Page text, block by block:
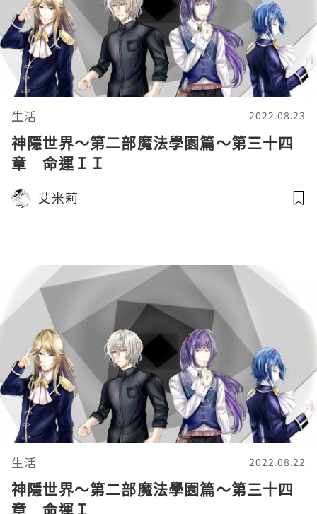
生活 2022.08.23
神隱世界～第二部魔法學園篇～第三十四
章 命運ＩＩ
艾米莉
生活 2022.08.22
神隱世界～第二部魔法學園篇～第三十四
章 命運Ｉ